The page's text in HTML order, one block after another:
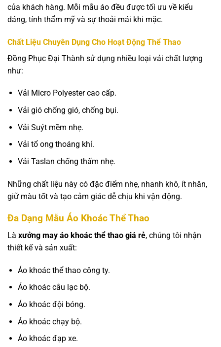
của khách hàng. Mỗi mẫu áo đều được tối ưu về kiểu
dáng, tính thẩm mỹ và sự thoải mái khi mặc.
Chất Liệu Chuyên Dụng Cho Hoạt Động Thể Thao
Đồng Phục Đại Thành sử dụng nhiều loại vải chất lượng
như:
Vải Micro Polyester cao cấp.
Vải gió chống gió, chống bụi.
Vải Suýt mềm nhẹ.
Vải tổ ong thoáng khí.
Vải Taslan chống thấm nhẹ.
Những chất liệu này có đặc điểm nhẹ, nhanh khô, ít nhăn,
giữ màu tốt và tạo cảm giác dễ chịu khi vận động.
Đa Dạng Mẫu Áo Khoác Thể Thao
Là xưởng may áo khoác thể thao giá rẻ, chúng tôi nhận
thiết kế và sản xuất:
Áo khoác thể thao công ty.
Áo khoác câu lạc bộ.
Áo khoác đội bóng.
Áo khoác chạy bộ.
Áo khoác đạp xe.